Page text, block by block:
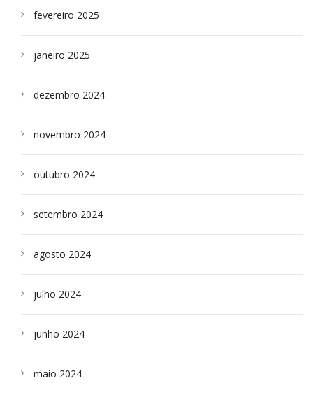
fevereiro 2025
janeiro 2025
dezembro 2024
novembro 2024
outubro 2024
setembro 2024
agosto 2024
julho 2024
junho 2024
maio 2024